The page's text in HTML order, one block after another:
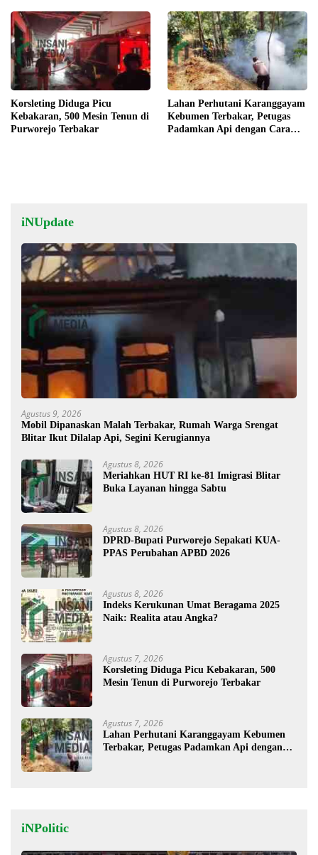
Korsleting Diduga Picu
Kebakaran, 500 Mesin Tenun di
Purworejo Terbakar
Lahan Perhutani Karanggayam
Kebumen Terbakar, Petugas
Padamkan Api dengan Cara
iNUpdate
Agustus 9, 2026
Mobil Dipanaskan Malah Terbakar, Rumah Warga Srengat
Blitar Ikut Dilalap Api, Segini Kerugiannya
Agustus 8, 2026
Meriahkan HUT RI ke-81 Imigrasi Blitar
Buka Layanan hingga Sabtu
Agustus 8, 2026
DPRD-Bupati Purworejo Sepakati KUA-
PPAS Perubahan APBD 2026
Agustus 8, 2026
Indeks Kerukunan Umat Beragama 2025
Naik: Realita atau Angka?
Agustus 7, 2026
Korsleting Diduga Picu Kebakaran, 500
Mesin Tenun di Purworejo Terbakar
Agustus 7, 2026
Lahan Perhutani Karanggayam Kebumen
Terbakar, Petugas Padamkan Api dengan
iNPolitic